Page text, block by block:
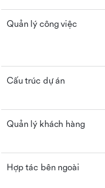
Quản lý công việc
Cấu trúc dự án
Quản lý khách hàng
Hợp tác bên ngoài